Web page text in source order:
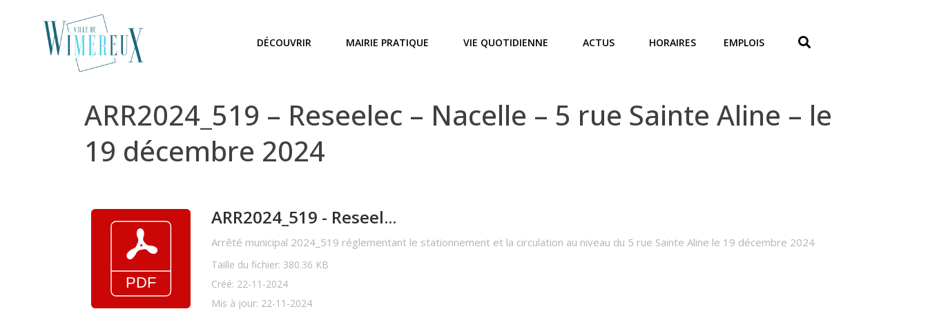
DÉCOUVRIR MAIRIE PRATIQUE VIE QUOTIDIENNE ACTUS HORAIRES EMPLOIS
ARR2024_519 – Reseelec – Nacelle – 5 rue Sainte Aline – le
19 décembre 2024
ARR2024_519 - Reseel...
Arrêté municipal 2024_519 réglementant le stationnement et la circulation au niveau du 5 rue Sainte Aline le 19 décembre 2024
Taille du fichier: 380.36 KB
Créé: 22-11-2024
Mis à jour: 22-11-2024